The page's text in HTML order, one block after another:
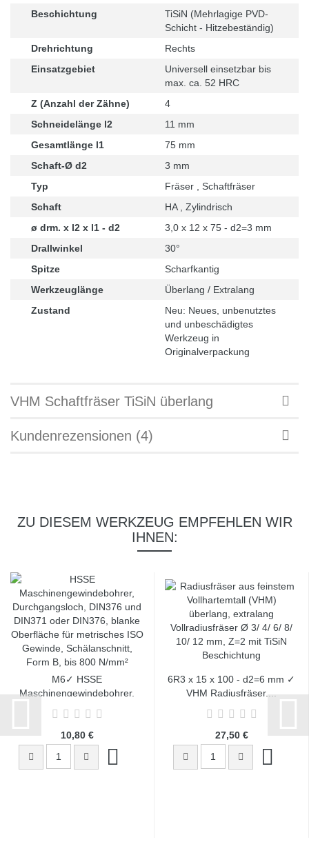
Beschichtung
TiSiN (Mehrlagige PVD-
Schicht - Hitzebeständig)
Drehrichtung
Rechts
Einsatzgebiet
Universell einsetzbar bis
max. ca. 52 HRC
Z (Anzahl der Zähne)
4
Schneidelänge l2
11 mm
Gesamtlänge l1
75 mm
Schaft-Ø d2
3 mm
Typ
Fräser , Schaftfräser
Schaft
HA , Zylindrisch
ø drm. x l2 x l1 - d2
3,0 x 12 x 75 - d2=3 mm
Drallwinkel
30°
Spitze
Scharfkantig
Werkzeuglänge
Überlang / Extralang
Zustand
Neu: Neues, unbenutztes
und unbeschädigtes
Werkzeug in
Originalverpackung
VHM Schaftfräser TiSiN überlang
Kundenrezensionen (4)
ZU DIESEM WERKZEUG EMPFEHLEN WIR
IHNEN:
M6✓ HSSE
Maschinengewindebohrer,
10,80 €
6R3 x 15 x 100 - d2=6 mm ✓
VHM Radiusfräser,...
27,50 €